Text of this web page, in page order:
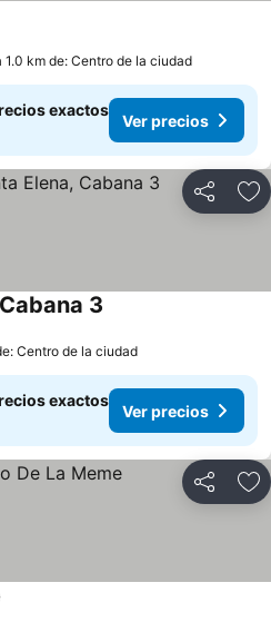
1.0 km de: Centro de la ciudad
exactos
Ver precios
Compartir
3
Centro de la ciudad
exactos
Ver precios
Compartir